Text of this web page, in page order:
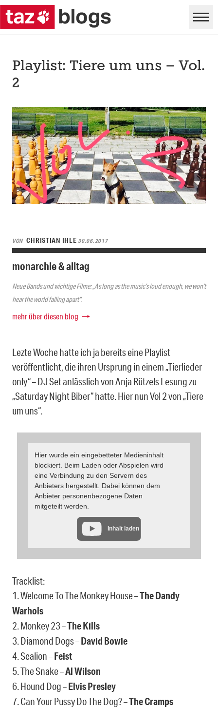
Playlist: Tiere um uns – Vol.
2
VON CHRISTIAN IHLE 30.06.2017
monarchie & alltag
Neue Bands und wichtige Filme: „As long as the music’s loud enough, we won’t
hear the world falling apart“.
mehr über diesen blog
Lezte Woche hatte ich ja bereits eine Playlist
veröffentlicht, die ihren Ursprung in einem „Tierlieder
only“ – DJ Set anlässlich von Anja Rützels Lesung zu
„Saturday Night Biber“ hatte. Hier nun Vol 2 von „Tiere
um uns“.
Hier wurde ein eingebetteter Medieninhalt
blockiert. Beim Laden oder Abspielen wird
eine Verbindung zu den Servern des
Anbieters hergestellt. Dabei können dem
Anbieter personenbezogene Daten
mitgeteilt werden.
Inhalt laden
Tracklist:
1. Welcome To The Monkey House –The Dandy
Warhols
2. Monkey 23 –The Kills
3. Diamond Dogs –David Bowie
4. Sealion –Feist
5. The Snake –Al Wilson
6. Hound Dog –Elvis Presley
7. Can Your Pussy Do The Dog? –The Cramps